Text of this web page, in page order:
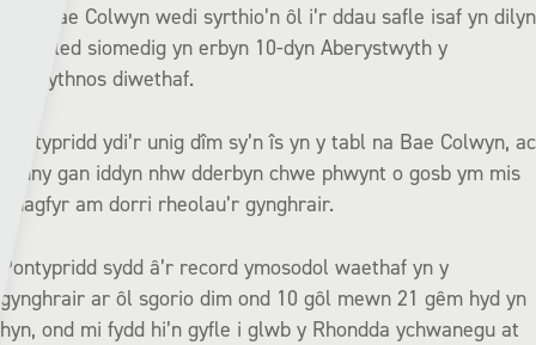
Mae Bae Colwyn wedi syrthio’n ôl i’r ddau safle isaf yn dilyn
eu colled siomedig yn erbyn 10-dyn Aberystwyth y
penwythnos diwethaf.
Pontypridd ydi’r unig dîm sy’n îs yn y tabl na Bae Colwyn, ac
hynny gan iddyn nhw dderbyn chwe phwynt o gosb ym mis
Rhagfyr am dorri rheolau’r gynghrair.
Pontypridd sydd â’r record ymosodol waethaf yn y
gynghrair ar ôl sgorio dim ond 10 gôl mewn 21 gêm hyd yn
hyn, ond mi fydd hi’n gyfle i glwb y Rhondda ychwanegu at